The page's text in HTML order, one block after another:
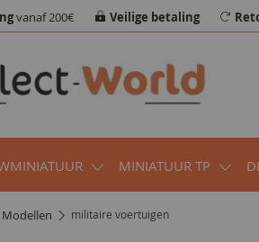
vanaf 200€ Veilige betaling
MINIATUUR TP
modellen militaire voertuigen